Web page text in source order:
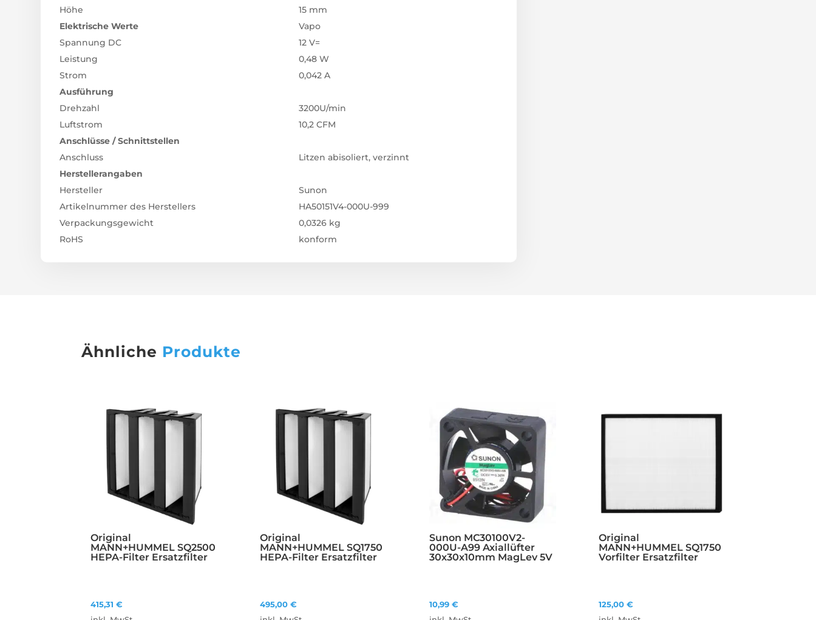
Höhe
15 mm
Elektrische Werte
Vapo
Spannung DC
12 V=
Leistung
0,48 W
Strom
0,042 A
Ausführung
Drehzahl
3200U/min
Luftstrom
10,2 CFM
Anschlüsse / Schnittstellen
Anschluss
Litzen abisoliert, verzinnt
Herstellerangaben
Hersteller
Sunon
Artikelnummer des Herstellers
HA50151V4-000U-999
Verpackungsgewicht
0,0326 kg
RoHS
konform
Ähnliche Produkte
Original
MANN+HUMMEL SQ2500
HEPA-Filter Ersatzfilter
415,31€
Original
MANN+HUMMEL SQ1750
HEPA-Filter Ersatzfilter
495,00€
Sunon MC30100V2-
000U-A99 Axiallüfter
30x30x10mm MagLev 5V
10,99€
Original
MANN+HUMMEL SQ1750
Vorfilter Ersatzfilter
125,00€